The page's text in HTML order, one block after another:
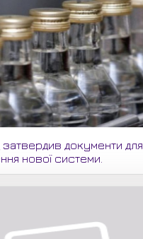
затвердив документи для
нової системи.